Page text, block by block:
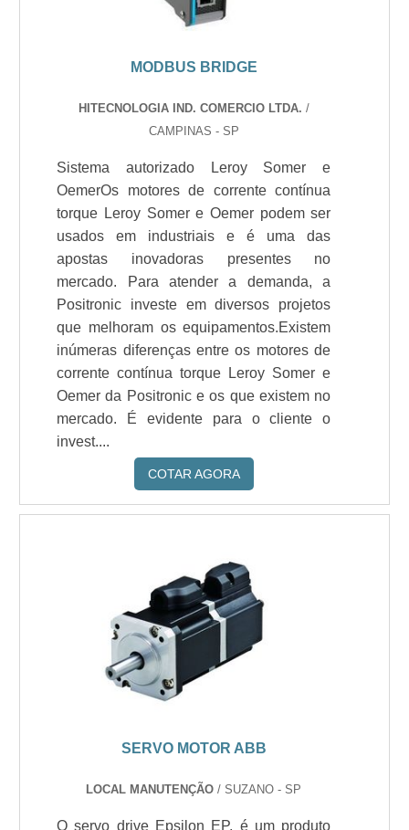
MODBUS BRIDGE
HITECNOLOGIA IND. COMERCIO LTDA. /
CAMPINAS - SP
Sistema autorizado Leroy Somer e
OemerOs motores de corrente contínua
torque Leroy Somer e Oemer podem ser
usados em industriais e é uma das
apostas inovadoras presentes no
mercado. Para atender a demanda, a
Positronic investe em diversos projetos
que melhoram os equipamentos.Existem
inúmeras diferenças entre os motores de
corrente contínua torque Leroy Somer e
Oemer da Positronic e os que existem no
mercado. É evidente para o cliente o
invest....
COTAR AGORA
SERVO MOTOR ABB
LOCAL MANUTENÇÃO / SUZANO - SP
O servo drive Epsilon EP, é um produto